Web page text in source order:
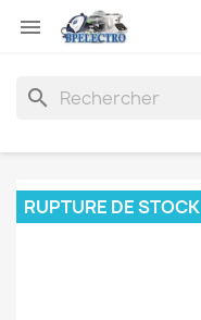

search
RUPTURE DE STOCK